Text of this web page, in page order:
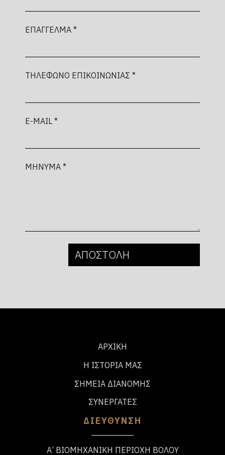
ΕΠΑΓΓΕΛΜΑ *
ΤΗΛΕΦΩΝΟ ΕΠΙΚΟΙΝΩΝΙΑΣ *
E-MAIL *
ΜΗΝΥΜΑ *
ΑΡΧΙΚΗ
Η ΙΣΤΟΡΙΑ ΜΑΣ
ΣΗΜΕΙΑ ΔΙΑΝΟΜΗΣ
ΣΥΝΕΡΓΑΤΕΣ
ΔΙΕΥΘΥΝΣΗ
Α’ ΒΙΟΜΗΧΑΝΙΚΗ ΠΕΡΙΟΧΗ ΒΟΛΟΥ